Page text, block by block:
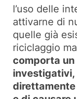
l’uso delle
attivarne di
quelle già
riciclaggio
comporta
investigativi,
direttamente